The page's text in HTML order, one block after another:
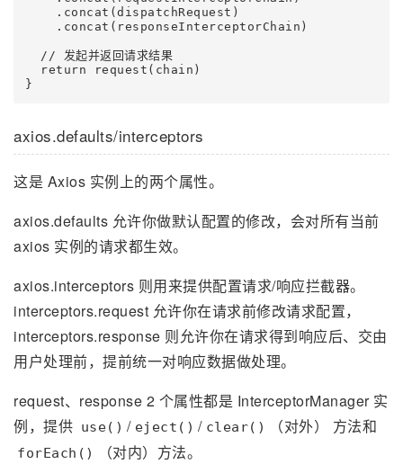
    .concat(dispatchRequest)
    .concat(responseInterceptorChain)
  // 发起并返回请求结果
  return request(chain)
axios.defaults/interceptors
这是 Axios 实例上的两个属性。
axios.defaults 允许你做默认配置的修改，会对所有当前
axios 实例的请求都生效。
axios.interceptors 则用来提供配置请求/响应拦截器。
interceptors.request 允许你在请求前修改请求配置，
interceptors.response 则允许你在请求得到响应后、交由
用户处理前，提前统一对响应数据做处理。
request、response 2 个属性都是 InterceptorManager 实
例，提供 use() / eject() / clear() （对外） 方法和
forEach()
（对内）方法。